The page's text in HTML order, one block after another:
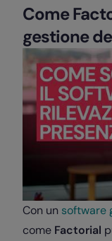
Come
gestione
Con un software
come Factorial